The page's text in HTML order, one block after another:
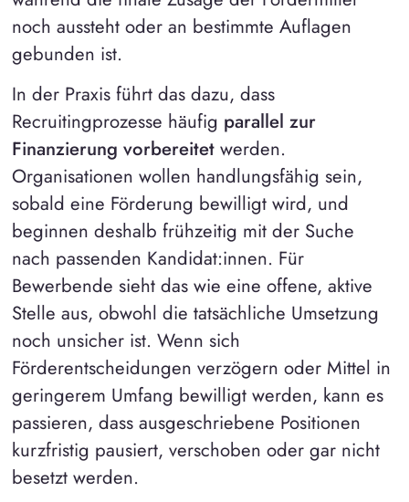
noch aussteht oder an bestimmte Auflagen
gebunden ist.
In der Praxis führt das dazu, dass
Recruitingprozesse häufig parallel zur
Finanzierung vorbereitet werden.
Organisationen wollen handlungsfähig sein,
sobald eine Förderung bewilligt wird, und
beginnen deshalb frühzeitig mit der Suche
nach passenden Kandidat:innen. Für
Bewerbende sieht das wie eine offene, aktive
Stelle aus, obwohl die tatsächliche Umsetzung
noch unsicher ist. Wenn sich
Förderentscheidungen verzögern oder Mittel in
geringerem Umfang bewilligt werden, kann es
passieren, dass ausgeschriebene Positionen
kurzfristig pausiert, verschoben oder gar nicht
besetzt werden.